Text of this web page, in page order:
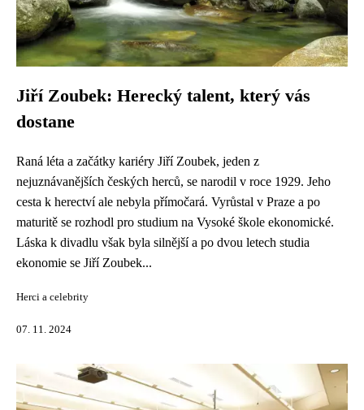
Jiří Zoubek: Herecký talent, který vás
dostane
Raná léta a začátky kariéry Jiří Zoubek, jeden z
nejuznávanějších českých herců, se narodil v roce 1929. Jeho
cesta k herectví ale nebyla přímočará. Vyrůstal v Praze a po
maturitě se rozhodl pro studium na Vysoké škole ekonomické.
Láska k divadlu však byla silnější a po dvou letech studia
ekonomie se Jiří Zoubek...
Herci a celebrity
07. 11. 2024